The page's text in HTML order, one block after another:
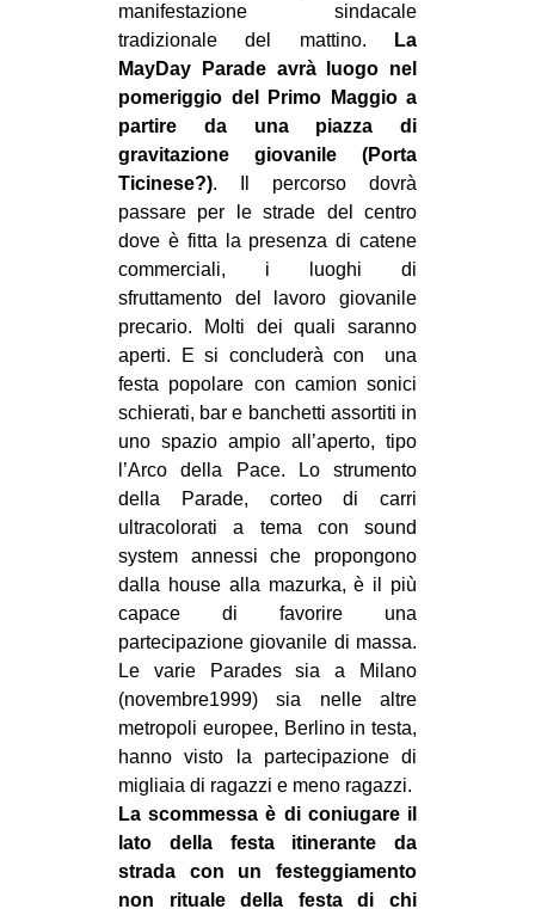
manifestazione sindacale
tradizionale del mattino.
La
MayDay Parade avrà luogo nel
pomeriggio del Primo Maggio a
partire da una piazza di
gravitazione giovanile (Porta
Ticinese?). Il percorso dovrà
passare per le strade del centro
dove è fitta la presenza di catene
commerciali, i luoghi di
sfruttamento del lavoro giovanile
precario. Molti dei quali saranno
aperti. E si concluderà con una
festa popolare con camion sonici
schierati, bar e banchetti assortiti in
uno spazio ampio all’aperto, tipo
l’Arco della Pace. Lo strumento
della Parade, corteo di carri
ultracolorati a tema con sound
system annessi che propongono
dalla house alla mazurka, è il più
capace di favorire una
partecipazione giovanile di massa.
Le varie Parades sia a Milano
(novembre1999) sia nelle altre
metropoli europee, Berlino in testa,
hanno visto la partecipazione di
migliaia di ragazzi e meno ragazzi.
La scommessa è di coniugare il
lato della festa itinerante da
strada con un festeggiamento
non rituale della festa di chi